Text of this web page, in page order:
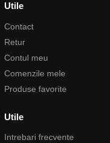
Utile
Contact
Retur
Contul meu
Comenzile mele
Produse favorite
Utile
Intrebari frecvente